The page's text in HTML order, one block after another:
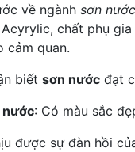
về ngành sơn nước
chất phụ
cảm quan.
biết sơn nước đạt
nước: Có màu sắc
được sự đàn hồi